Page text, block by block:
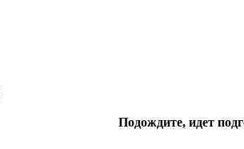
Подождите, идет